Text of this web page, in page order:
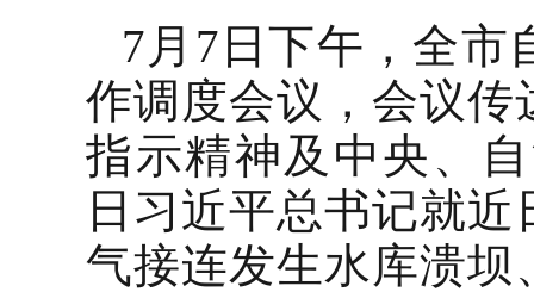
7月7日下午，全市
作调度会议， 会议传
指示精神及中央、
日习近平总书记就
气接连发生水库溃